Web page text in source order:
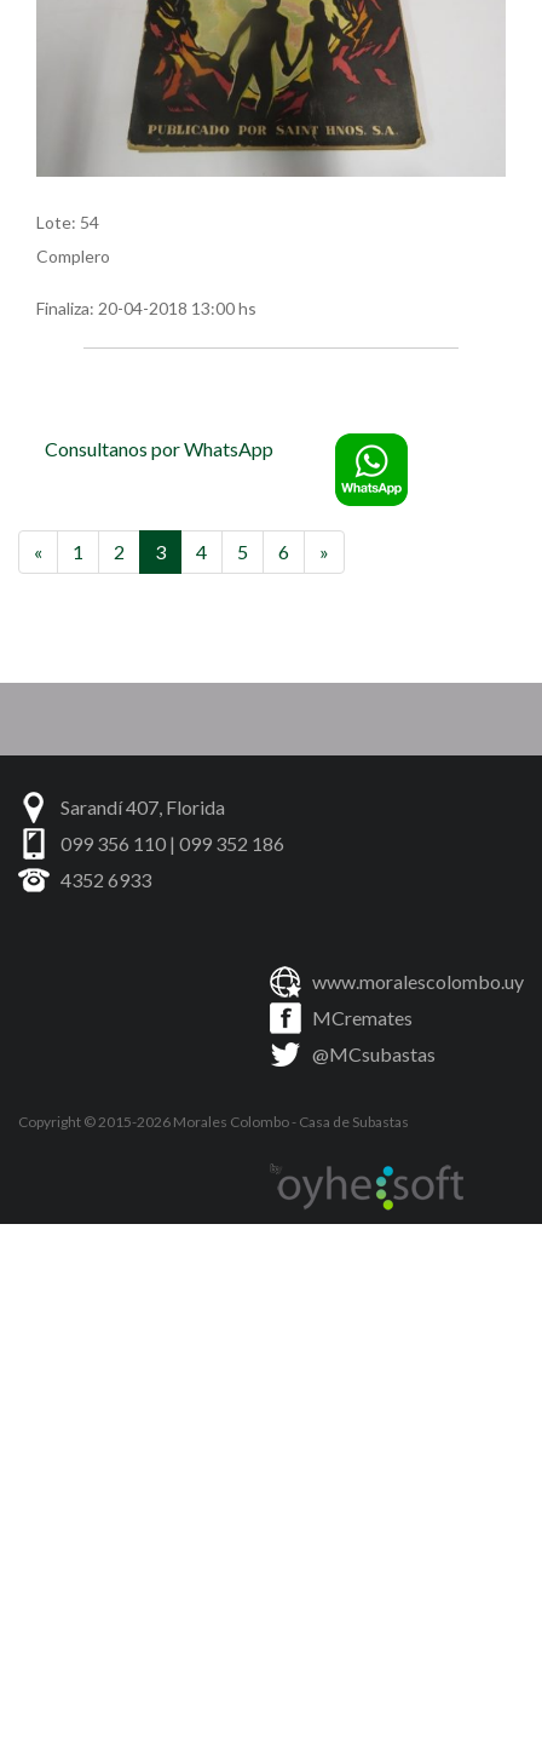
Lote: 54
Complero
Finaliza: 20-04-2018 13:00 hs
Consultanos por WhatsApp
« 1 2 3 4 5 6 »
Sarandí 407, Florida
099 356 110 | 099 352 186
4352 6933
www.moralescolombo.uy
MCremates
@MCsubastas
Copyright © 2015-2026 Morales Colombo- Casa de Subastas